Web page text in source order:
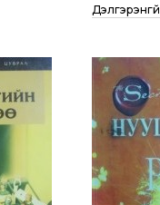
Дэлгэрэнгүй